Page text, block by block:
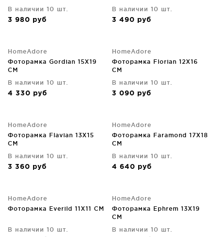
В наличии 10 шт.
3 980 руб
В наличии 10 шт.
3 490 руб
HomeAdore
Фоторамка Gordian 15X19
CM
В наличии 10 шт.
4 330 руб
HomeAdore
Фоторамка Florian 12X16
CM
В наличии 10 шт.
3 090 руб
HomeAdore
Фоторамка Flavian 13X15
CM
В наличии 10 шт.
3 360 руб
HomeAdore
Фоторамка Faramond 17X18
CM
В наличии 10 шт.
4 640 руб
HomeAdore
Фоторамка Everild 11X11 CM
В наличии 10 шт.
HomeAdore
Фоторамка Ephrem 13X19
CM
В наличии 10 шт.